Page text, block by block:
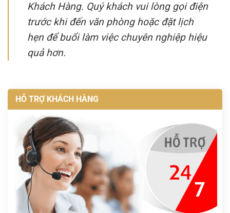
Khách Hàng. Quý khách vui lòng gọi điện
trước khi đến văn phòng hoặc đặt lịch
hẹn để buổi làm việc chuyên nghiệp hiệu
quả hơn.
HỖ TRỢ KHÁCH HÀNG